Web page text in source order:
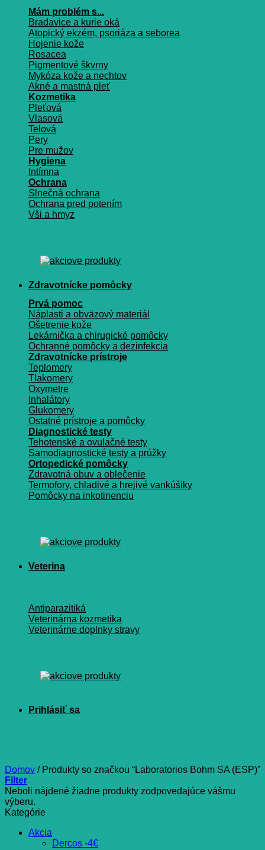
Mám problém s...
Bradavice a kurie oká
Atopický ekzém, psoriáza a seborea
Hojenie kože
Rosacea
Pigmentové škvrny
Mykóza kože a nechtov
Akné a mastná pleť
Kozmetika
Pleťová
Vlasová
Telová
Pery
Pre mužov
Hygiena
Intímna
Ochrana
Slnečná ochrana
Ochrana pred potením
Vši a hmyz
Zdravotnícke pomôcky
Prvá pomoc
Náplasti a obväzový materiál
Ošetrenie kože
Lekárnička a chirugické pomôcky
Ochranné pomôcky a dezinfekcia
Zdravotnícke prístroje
Teplomery
Tlakomery
Oxymetre
Inhalátory
Glukomery
Ostatné prístroje a pomôcky
Diagnostické testy
Tehotenské a ovulačné testy
Samodiagnostické testy a prúžky
Ortopedické pomôcky
Zdravotná obuv a oblečenie
Termofory, chladivé a hrejivé vankúšiky
Pomôcky na inkotinenciu
Veterina
Antiparazitiká
Veterinárna kozmetika
Veterinárne doplnky stravy
Domov /Produkty so značkou “Laboratorios Bohm SA (ESP)”
Filter
Neboli nájdené žiadne produkty zodpovedajúce vášmu
výberu.
Kategórie
Akcia
Dercos -4€